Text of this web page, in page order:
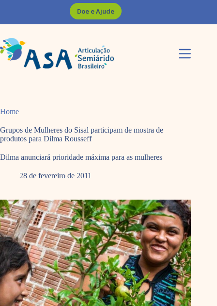
Doe e Ajude
Home
Grupos de Mulheres do Sisal participam de mostra de
produtos para Dilma Rousseff
Dilma anunciará prioridade máxima para as mulheres
28 de fevereiro de 2011